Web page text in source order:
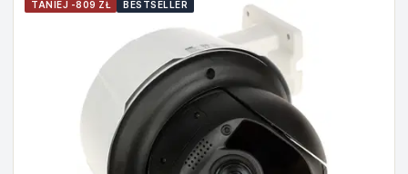
TANIEJ -809 ZŁ BESTSELLER